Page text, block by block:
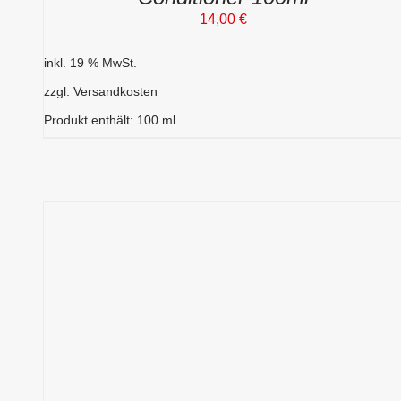
14,00 €
inkl. 19 % MwSt.
zzgl. Versandkosten
Produkt enthält: 100 ml